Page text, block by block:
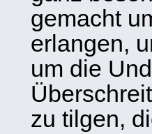
gemacht
erlangen,
um die
zu tilgen,